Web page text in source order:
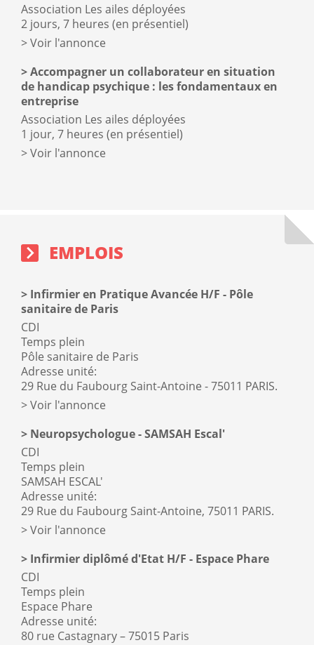
Association Les ailes déployées
2 jours, 7 heures (en présentiel)
Voir l'annonce
Accompagner un collaborateur en situation
de handicap psychique : les fondamentaux en
entreprise
Association Les ailes déployées
1 jour, 7 heures (en présentiel)
Voir l'annonce
block
EMPLOIS
Infirmier en Pratique Avancée H/F - Pôle
sanitaire de Paris
CDI
Temps plein
Pôle sanitaire de Paris
Adresse unité:
29 Rue du Faubourg Saint-Antoine - 75011 PARIS.
Voir l'annonce
Neuropsychologue - SAMSAH Escal'
CDI
Temps plein
SAMSAH ESCAL'
Adresse unité:
29 Rue du Faubourg Saint-Antoine, 75011 PARIS.
Voir l'annonce
Infirmier diplômé d'Etat H/F - Espace Phare
CDI
Temps plein
Espace Phare
Adresse unité:
80 rue Castagnary – 75015 Paris